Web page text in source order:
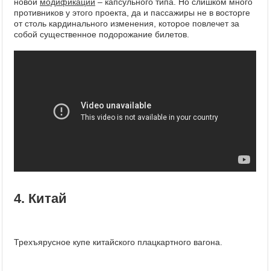
противников у этого проекта, да и пассажиры не в восторге
от столь кардинального изменения, которое повлечет за
собой существенное подорожание билетов.
4. Китай
Трехъярусное купе китайского плацкартного вагона.